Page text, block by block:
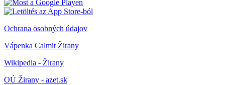
Ochrana osobných údajov
Vápenka Calmit Žirany
Wikipedia - Žirany
OÚ Žirany - azet.sk